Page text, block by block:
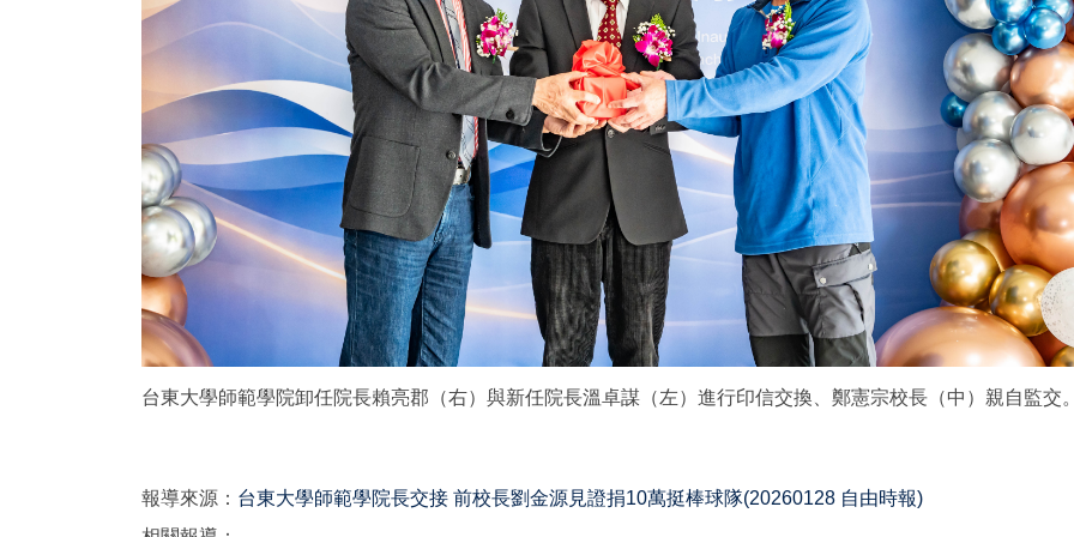
台東大學師範學院卸任院長賴亮郡（右）與新任院長溫卓謀（左）進行印信交換、鄭憲宗校長（中）親自監交
報導來源： 台東大學師範學院長交接 前校長劉金源見證捐10萬挺棒球隊(20260128 自由時報)